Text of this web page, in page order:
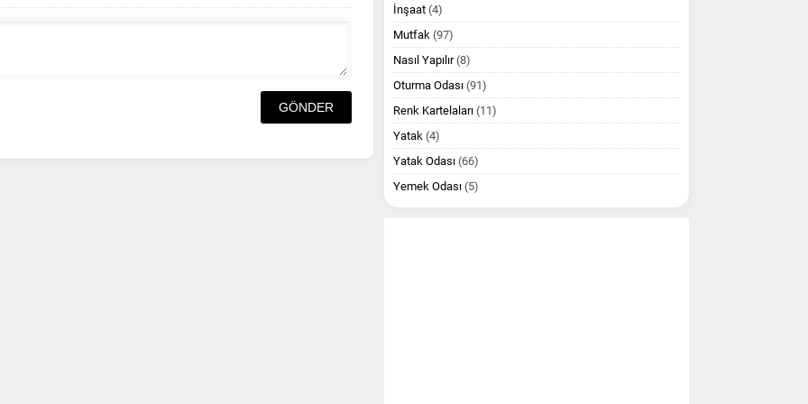
İnşaat (4)
Mutfak (97)
Nasıl Yapılır(8)
Oturma Odası (91)
Renk Kartelaları (11)
Yatak (4)
Yatak Odası (66)
Yemek Odası (5)